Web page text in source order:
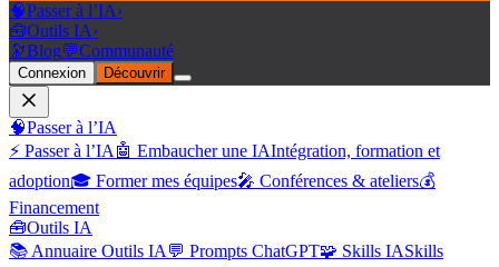
🧠Passer à l’IA›
🧰Outils IA›
🔭Blog💬Communauté
Connexion Découvrir
🧠Passer à l’IA
⚡ Passer à l’IA 🤖 Embaucher une IAIntégration, formation et
adoption🎓 Former mes équipes🎤 Conférences & ateliers💰
Financement
🧰Outils IA
📚 Annuaire Outils IA 💬 Prompts ChatGPT🧩 Skills IASkills